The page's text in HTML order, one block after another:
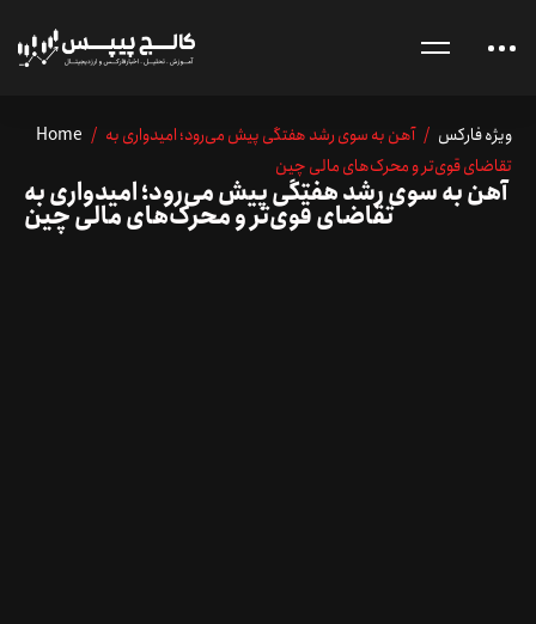
Home / ویژه فارکس / آهن به سوی رشد هفتگی پیش می‌رود؛ امیدواری به
تقاضای قوی‌تر و محرک‌های مالی چین
آهن به سوی رشد هفتگی پیش می‌رود؛ امیدواری به
تقاضای قوی‌تر و محرک‌های مالی چین